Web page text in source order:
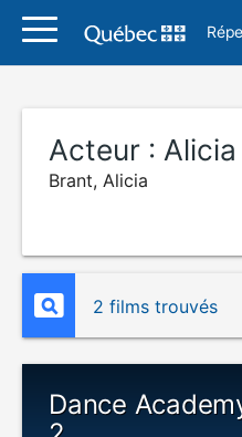
Acteur :
Brant, Alicia
2 films trouvés
Dance